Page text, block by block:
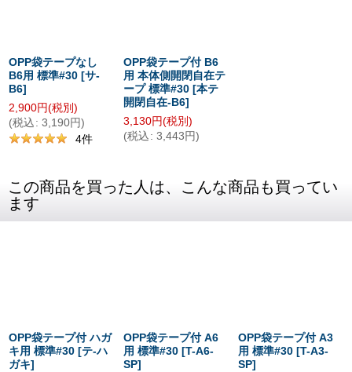
OPP袋テープなし
B6用 標準#30 [サ-
B6]
2,900円(税別)
(税込 : 3,190円)
4件
OPP袋テープ付 B6
用 本体側開閉自在テ
ープ 標準#30 [本テ
開閉自在-B6]
3,130円(税別)
(税込 : 3,443 円)
この商品を買った人は、こんな商品も買ってい
ます
OPP袋テープ付 ハガ
キ用 標準#30 [テ-ハ
ガキ]
OPP袋テープ付 A6
用 標準#30 [T-A6-
SP]
OPP袋テープ付 A3
用 標準#30 [T-A3-
SP]